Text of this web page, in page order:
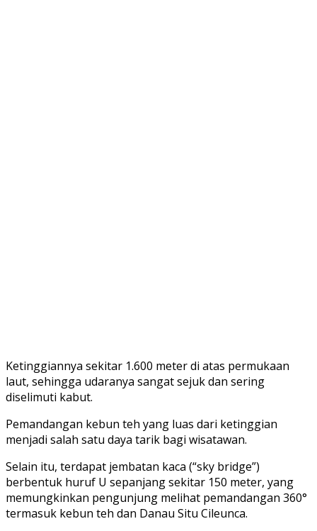
Ketinggiannya sekitar 1.600 meter di atas permukaan
laut, sehingga udaranya sangat sejuk dan sering
diselimuti kabut.
Pemandangan kebun teh yang luas dari ketinggian
menjadi salah satu daya tarik bagi wisatawan.
Selain itu, terdapat jembatan kaca (“sky bridge”)
berbentuk huruf U sepanjang sekitar 150 meter, yang
memungkinkan pengunjung melihat pemandangan 360°
termasuk kebun teh dan Danau Situ Cileunca.